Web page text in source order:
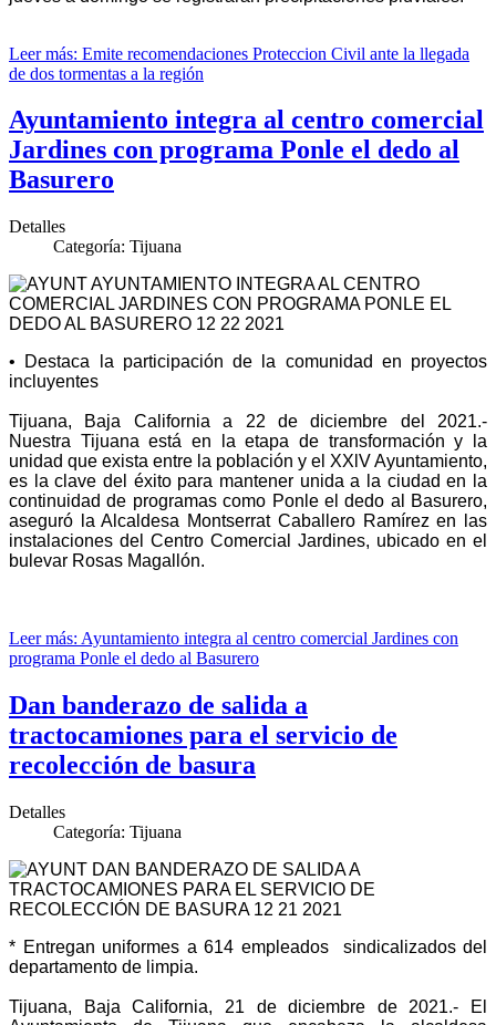
Leer más: Emite recomendaciones Proteccion Civil ante la llegada
de dos tormentas a la región
Ayuntamiento integra al centro comercial
Jardines con programa Ponle el dedo al
Basurero
Detalles
Categoría: Tijuana
• Destaca la participación de la comunidad en proyectos
incluyentes
Tijuana, Baja California a 22 de diciembre del 2021.-
Nuestra Tijuana está en la etapa de transformación y la
unidad que exista entre la población y el XXlV Ayuntamiento,
es la clave del éxito para mantener unida a la ciudad en la
continuidad de programas como Ponle el dedo al Basurero,
aseguró la Alcaldesa Montserrat Caballero Ramírez en las
instalaciones del Centro Comercial Jardines, ubicado en el
bulevar Rosas Magallón.
Leer más: Ayuntamiento integra al centro comercial Jardines con
programa Ponle el dedo al Basurero
Dan banderazo de salida a
tractocamiones para el servicio de
recolección de basura
Detalles
Categoría: Tijuana
* Entregan uniformes a 614 empleados sindicalizados del
departamento de limpia.
Tijuana, Baja California, 21 de diciembre de 2021.- El